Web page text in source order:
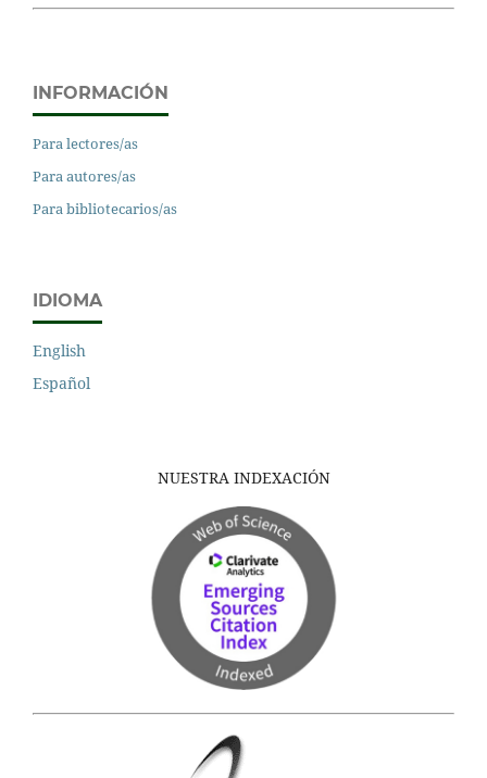
INFORMACIÓN
Para lectores/as
Para autores/as
Para bibliotecarios/as
IDIOMA
English
Español
NUESTRA INDEXACIÓN